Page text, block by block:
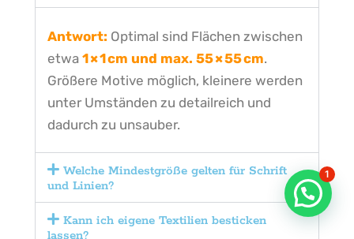
Antwort: Optimal sind Flächen zwischen
etwa 1 × 1 cm und max. 55 × 55 cm.
Größere Motive möglich, kleinere werden
unter Umständen zu detailreich und
dadurch zu unsauber.
Welche Mindestgröße gelten für Schrift
und Linien?
Kann ich eigene Textilien besticken
lassen?
1